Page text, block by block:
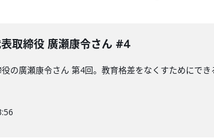
取締役 廣瀬康令さん #4
の廣瀬康令さん 第4回。教育格差をなくすためにで